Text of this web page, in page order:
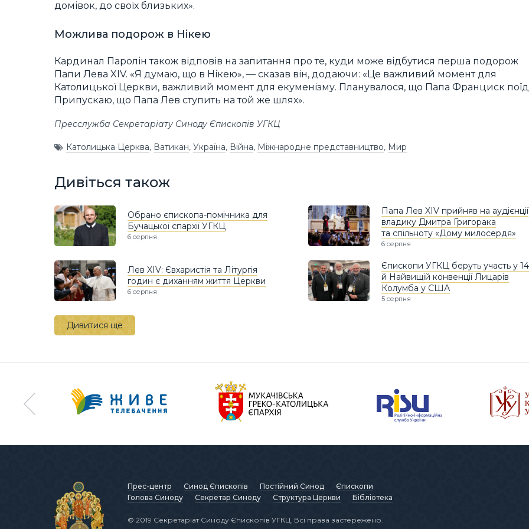
домівок, до своїх близьких».
Можлива подорож в Нікею
Кардинал Паролін також відповів на запитання про те, куди може відбутися перша подорож
Папи Лева XIV. «Я думаю, що в Нікею», — сказав він, додаючи: «Це важливий момент для
Католицької Церкви, важливий момент для екуменізму. Планувалося, що Папа Франциск
Припускаю, що Папа Лев ступить на той же шлях».
Пресслужба Секретаріату Синоду Єпископів УГКЦ
Католицька Церква, Ватикан, Україна, Війна, Міжнародне представництво, Мир
Дивіться також
Обрано єпископа-помічника для
Бучацької єпархії УГКЦ
6 серпня
Папа Лев XIV прийняв на аудієнції
владику Дмитра Григорака
та спільноту «Дому милосердя»
6 серпня
Лев XIV: Євхаристія та Літургія
годин є диханням життя Церкви
6 серпня
Єпископи УГКЦ беруть участь у
й Найвищій конвенції Лицарів
Колумба у США
5 серпня
Дивитися ще
Прес-центр Синод Єпископів Постійний Синод
Єпископи
Голова Синоду
Секретар Синоду Структура Церкви Бібліотека
© 2019 Секретаріат Синоду Єпископів УГКЦ. Всі права застережено.